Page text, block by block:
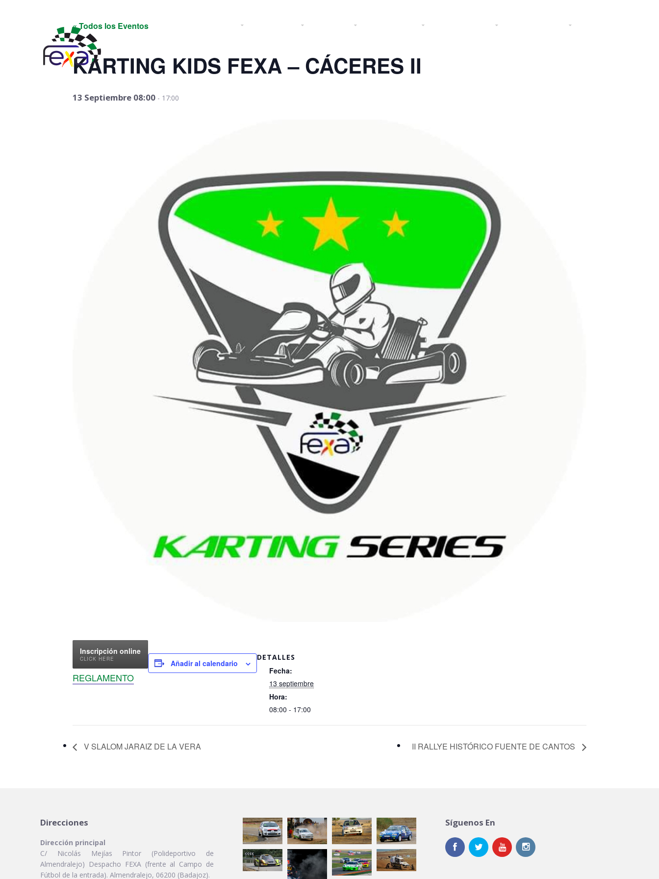
« Todos los Eventos
KARTING KIDS FEXA – CÁCERES II
13 Septiembre 08:00 - 17:00
Inscripción online
CLICK HERE
REGLAMENTO
Añadir al calendario
DETALLES
Fecha:
13 septiembre
Hora:
08:00 - 17:00
V SLALOM JARAIZ DE LA VERA II RALLYE HISTÓRICO FUENTE DE CANTOS
Direcciones
Dirección principal
C/ Nicolás Mejías Pintor (Polideportivo de
Almendralejo) Despacho FEXA (frente al Campo de
Fútbol de la entrada). Almendralejo, 06200 (Badajoz).
Síguenos En